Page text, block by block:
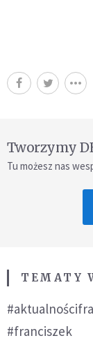
Tworzymy
Tu możesz nas
TEMATY
#franciszek